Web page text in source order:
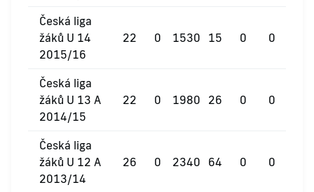
Česká liga
žáků U 14
2015/16
22 0 1530 15 0 0
Česká liga
žáků U 13 A
2014/15
22 0 1980 26 0 0
Česká liga
žáků U 12 A
2013/14
26 0 2340 64 0 0